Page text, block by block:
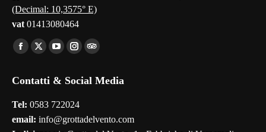
(Decimal: 10,3575° E)
vat 01413080464
Find us on:
Facebook
opens
new
window
X
opens
new
window
YouTube
opens
new
window
Instagram
opens
new
window
TripAdvisor
opens
new
window
Contatti & Social Media
Tel: 0583 722024
email: info@grottadelvento.com